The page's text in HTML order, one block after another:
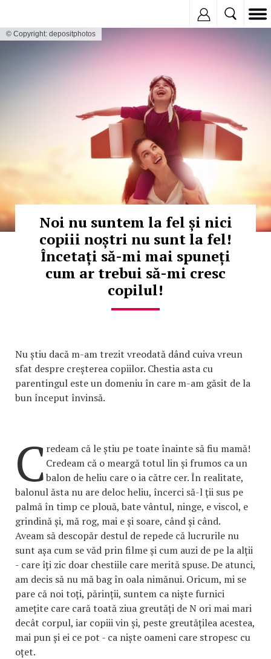
© Copyright: depositphotos
Noi nu suntem la fel și nici
copiii noștri nu sunt la fel!
Încetați să-mi mai spuneți
cum ar trebui să-mi cresc
copilul!
Nu știu dacă m-am trezit vreodată dând cuiva vreun
sfat despre creșterea copiilor. Chestia asta cu
parentingul este un domeniu în care m-am găsit de la
bun început învinsă.
C redeam că le știu pe toate înainte să fiu mamă!
Credeam că o meargă totul lin și frumos ca un
balon de heliu care o ia către cer. În realitate,
balonul ăsta nu are deloc heliu, încerci să-l ții sus pe
palmă în timp ce plouă, bate vântul, ninge, e viscol, e
grindină și, mă rog, mai e și soare, când și când.
Aveam să descopăr destul de repede că lucrurile nu
sunt așa cum se văd prin filme și cum auzi de pe la alții
- care îți zic doar chestiile care merită spuse. De atunci,
am decis să nu mă bag în oala nimănui. Oricum, mi se
pare că noi toți, părinții, suntem ca niște furnici
amețite care cară toată ziua greutăți de N ori mai mari
decât corpul, iar copiii vin și, peste greutățilea acestea,
mai pun și ei ce pot - ca niște oameni care stropesc cu
oțet.